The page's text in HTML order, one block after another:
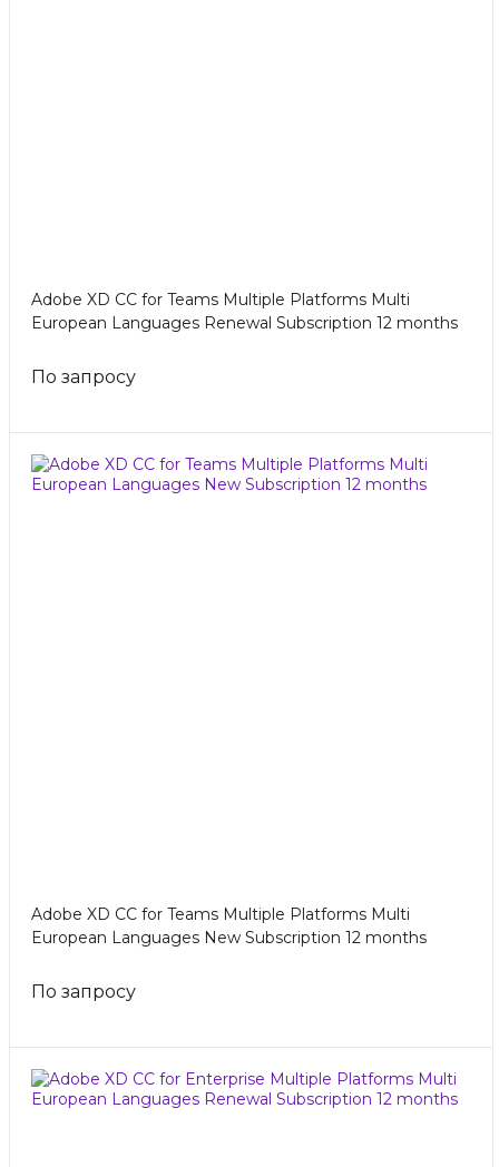
Adobe XD CC for Teams Multiple Platforms Multi
European Languages Renewal Subscription 12 months
По запросу
Adobe XD CC for Teams Multiple Platforms Multi
European Languages New Subscription 12 months
По запросу